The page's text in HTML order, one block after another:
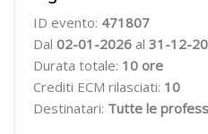
ID evento: 471807
Dal 02-01-2026 al 31-12-
Durata totale: 10 ore
Crediti ECM rilasciati: 10
Destinatari: Tutte le